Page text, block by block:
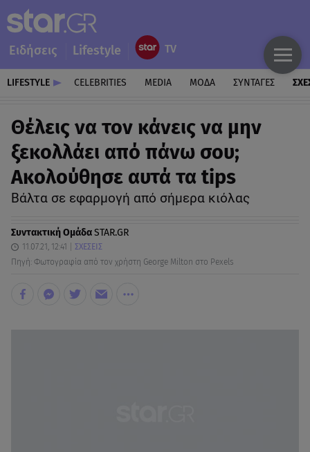
Ειδήσεις Lifestyle
LIFESTYLE CELEBRITIES MEDIA ΜΟΔΑ ΣΥΝΤΑΓΕΣ
Θέλεις να τον κάνεις να μην
ξεκολλάει από πάνω σου;
Ακολούθησε αυτά τα tips
Bάλτα σε εφαρμογή από σήμερα κιόλας
Συντακτική ΟμάδαSTAR.GR
11.07.21, 12:41
ΣΧΕΣΕΙΣ
Πηγή: Φωτογραφία από τον χρήστη George Milton στο Pexels